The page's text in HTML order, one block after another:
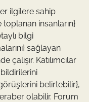
ilgilere sahip
toplanan insanların}
bilgi
sağlayan
Katılımcılar
belirtebilir},
olabilir. Forum